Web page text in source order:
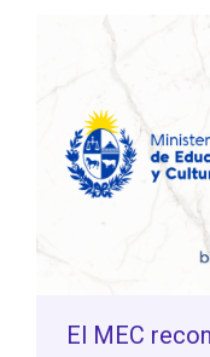
El MEC